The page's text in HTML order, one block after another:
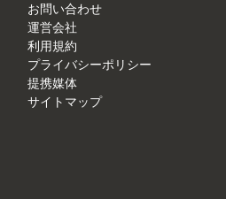
お問い合わせ
運営会社
利用規約
プライバシーポリシー
提携媒体
サイトマップ